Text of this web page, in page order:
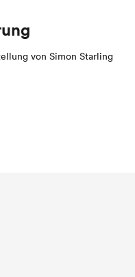
von Simon Starling